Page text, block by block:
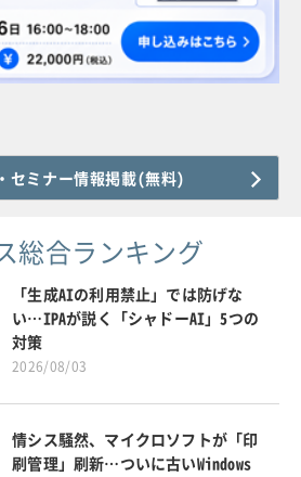
セミナー情報掲載(無料)
総合ランキング
「生成AIの利用禁止」では防げな
い…IPAが説く「シャドーAI」5つの
対策
2026/08/03
情シス騒然、マイクロソフトが「印
刷管理」刷新…ついに古いWindows